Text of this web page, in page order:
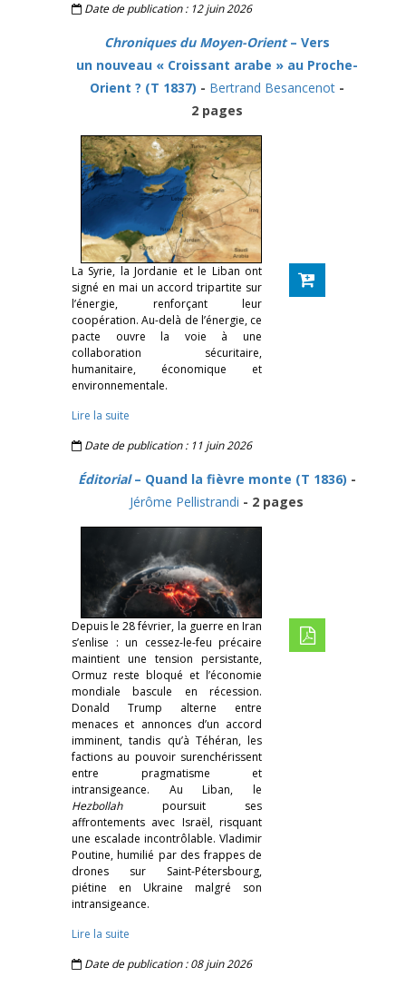
Date de publication : 12 juin 2026
Chroniques du Moyen-Orient– Vers
un nouveau « Croissant arabe » au Proche-
Orient ? (T 1837) - Bertrand Besancenot-
2 pages
La Syrie, la Jordanie et le Liban ont
signé en mai un accord tripartite sur
l’énergie, renforçant leur
coopération. Au-delà de l’énergie, ce
pacte ouvre la voie à une
collaboration sécuritaire,
humanitaire, économique et
environnementale.
Lire la suite
Date de publication : 11 juin 2026
Éditorial– Quand la fièvre monte (T 1836) -
Jérôme Pellistrandi - 2 pages
Depuis le 28 février, la guerre en Iran
s’enlise : un cessez-le-feu précaire
maintient une tension persistante,
Ormuz reste bloqué et l’économie
mondiale bascule en récession.
Donald Trump alterne entre
menaces et annonces d’un accord
imminent, tandis qu’à Téhéran, les
factions au pouvoir surenchérissent
entre pragmatisme et
intransigeance. Au Liban, le
Hezbollahpoursuit ses
affrontements avec Israël, risquant
une escalade incontrôlable. Vladimir
Poutine, humilié par des frappes de
drones sur Saint-Pétersbourg,
piétine en Ukraine malgré son
intransigeance.
Lire la suite
Date de publication : 08 juin 2026